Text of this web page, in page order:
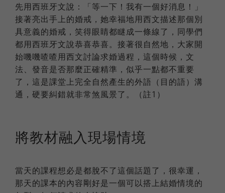
先用西班牙文說：「等一下！我有一個好消息！」
接著亮出手上的婚戒，她幸福地用西文描述那個別
具意義的婚戒，笑得眼睛都瞇成一條線了，同學們
都用西班牙文說恭喜恭喜。接著很自然地，大家開
始嘰嘰喳喳用西文討論求婚過程，這個時候，文
法、發音是否那麼正確精準，似乎一點都不重要
了，這是課堂上完全自然產生的外語（目的語）溝
通，硬要糾錯就非常煞風景了。（註1）
將教材融入現場情境
當天的課程想必是都脫不了這個話題了，很幸運，
那天的課本的內容剛好是一個可以搭上結婚情境的